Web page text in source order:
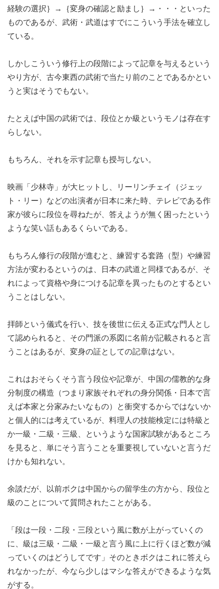
経験の選択｝→｛変身の確認と励まし｝→・・・といった
ものであるが、武術・武道はすでにこういう手法を確立し
ている。
しかしこういう修行上の段階によって記章を与えるという
やり方が、古今東西の武術で当たり前のことであるかとい
うと実はそうでもない。
たとえば中国の武術では、段位とか級というモノは存在す
らしない。
もちろん、それを示す記章も授与しない。
映画「少林寺」が大ヒットし、リーリンチェイ（ジェッ
ト・リー）などの出演者が日本に来た時、テレビである作
家が彼らに段位を尋ねたが、答えようが無く困ったという
ような笑い話もあるくらいである。
もちろん修行の段階が進むと、練習する套路（型）や練習
方法が変わるというのは、日本の武道と同様であるが、そ
れによって資格や身につける記章を異ったものとするとい
うことはしない。
拝師という儀式を行い、技を後世に伝える正式な門人とし
て認められると、その門派の系図に名前が記載されると言
うことはあるが、変身の証としての記章はない。
これはおそらくそう言う段位や記章が、中国の儒教的な身
分制度の構造（つまり家族それぞれの身分関係・日本で言
えば本家と分家みたいなもの）と衝突するからではないか
と個人的には考えているが、料理人の技能検定には特級と
か一級・二級・三級、というような国家試験があるところ
を見ると、単にそう言うことを重要視していないと言うだ
けかも知れない。
余談だが、以前ボクは中国からの留学生の方から、段位と
級のことについて質問されたことがある。
「段は一段・二段・三段という風に数が上がっていくの
に、級は三級・二級・一級と言う風に上に行くほど数が減
っていくのはどうしてです」そのときボクはこれに答えら
れなかったが、今なら少しはマシな答えができるような気
がする。